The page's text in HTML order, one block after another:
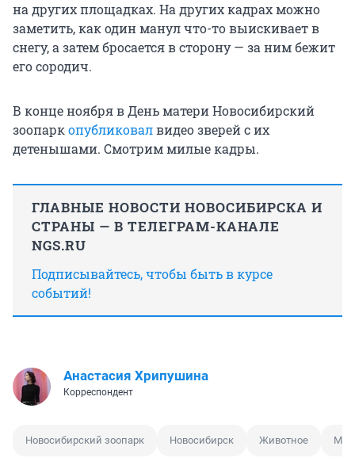
на других площадках. На других кадрах можно
заметить, как один манул что-то выискивает в
снегу, а затем бросается в сторону — за ним бежит
его сородич.
В конце ноября в День матери Новосибирский
зоопаркопубликовалвидео зверей с их
детенышами. Смотрим милые кадры.
ГЛАВНЫЕ НОВОСТИ НОВОСИБИРСКА И
СТРАНЫ — В ТЕЛЕГРАМ-КАНАЛЕ
NGS.RU
Подписывайтесь, чтобы быть в курсе
событий!
Анастасия Хрипушина
Корреспондент
Новосибирский зоопарк Новосибирск Животное